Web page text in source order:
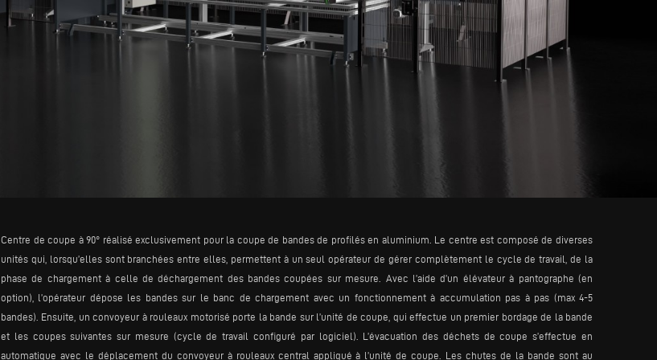
Centre de coupe à 90° réalisé exclusivement pour la coupe de bandes de profilés en aluminium. Le centre est composé de diverses
unités qui, lorsqu’elles sont branchées entre elles, permettent à un seul opérateur de gérer complètement le cycle de travail, de la
phase de chargement à celle de déchargement des bandes coupées sur mesure. Avec l’aide d’un élévateur à pantographe (en
option), l’opérateur dépose les bandes sur le banc de chargement avec un fonctionnement à accumulation pas à pas (max 4-5
bandes). Ensuite, un convoyeur à rouleaux motorisé porte la bande sur l’unité de coupe, qui effectue un premier bordage de la bande
et les coupes suivantes sur mesure (cycle de travail configuré par logiciel). L’évacuation des déchets de coupe s’effectue en
automatique avec le déplacement du convoyeur à rouleaux central appliqué à l’unité de coupe. Les chutes de la bande sont au